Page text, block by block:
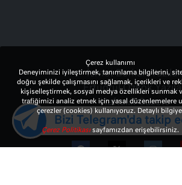
İsmet Berkan
Ertuğrul Özkök
Haftalık Gazete
Çerez kullanımı
Deneyiminizi iyileştirmek, tanımlama bilgilerini,
doğru şekilde çalışmasını sağlamak, içerikleri ve
kişiselleştirmek, sosyal medya özellikleri sunmak
trafiğimizi analiz etmek için yasal düzenlemelere
çerezler (cookies) kullanıyoruz. Detaylı
Çerez Politikasısayfamızdan erişebilirsiniz.
Bizi Telegram'da takip